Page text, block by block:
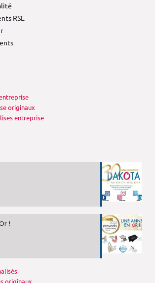
RSE
originaux
entreprise
!
originaux